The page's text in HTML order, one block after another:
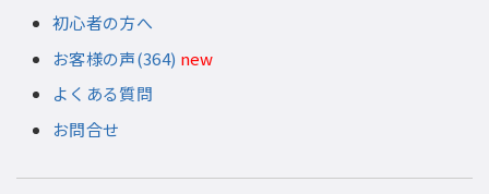
初心者の方へ
お客様の声(364) new
よくある質問
お問合せ